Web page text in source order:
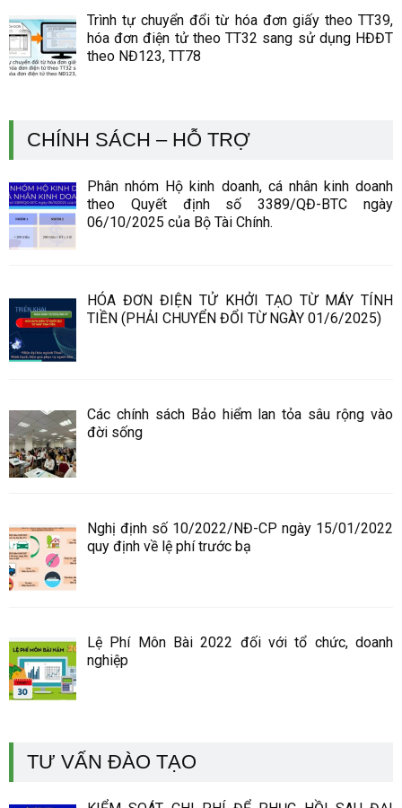
Trình tự chuyển đổi từ hóa đơn giấy theo TT39,
hóa đơn điện tử theo TT32 sang sử dụng HĐĐT
theo NĐ123, TT78
CHÍNH SÁCH – HỖ TRỢ
Phân nhóm Hộ kinh doanh, cá nhân kinh doanh
theo Quyết định số 3389/QĐ-BTC ngày
06/10/2025 của Bộ Tài Chính.
HÓA ĐƠN ĐIỆN TỬ KHỞI TẠO TỪ MÁY TÍNH
TIỀN (PHẢI CHUYỂN ĐỔI TỪ NGÀY 01/6/2025)
Các chính sách Bảo hiểm lan tỏa sâu rộng vào
đời sống
Nghị định số 10/2022/NĐ-CP ngày 15/01/2022
quy định về lệ phí trước bạ
Lệ Phí Môn Bài 2022 đối với tổ chức, doanh
nghiệp
TƯ VẤN ĐÀO TẠO